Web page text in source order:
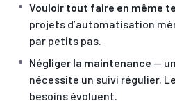
Vouloir tout faire en même
projets d’automatisation
par petits pas.
Négliger la maintenance —
nécessite un suivi régulier.
besoins évoluent.